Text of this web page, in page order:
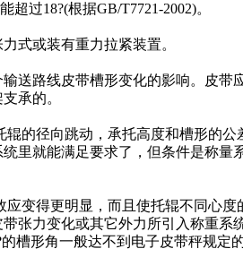
超过18?(根据GB/T7721-2002)。
式或装有重力拉紧装置。
路线皮带槽形变化的影响。皮带
承的。
径向跳动，承托高度和槽形的公
里就能满足要求了，但条件是称
得更明显，而且使托辊不同心度
张力变化或其它外力所引入称重
的槽形角一般达不到电子皮带秤规定